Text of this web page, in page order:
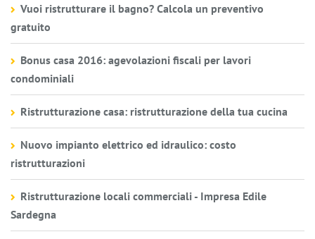
Vuoi ristrutturare il bagno? Calcola un preventivo
gratuito
Bonus casa 2016: agevolazioni fiscali per lavori
condominiali
Ristrutturazione casa: ristrutturazione della tua cucina
Nuovo impianto elettrico ed idraulico: costo
ristrutturazioni
Ristrutturazione locali commerciali - Impresa Edile
Sardegna